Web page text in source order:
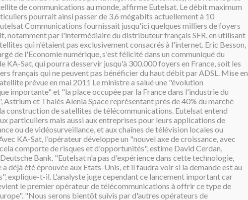
de communications au monde, affirme Eutelsat. Le débit maximum
pourrait ainsi passer de 3,6 mégabits actuellement à 10
Communications fournissait jusqu'ici quelques milliers de foyers
notamment par l'intermédiaire du distributeur français SFR, en utilisant
qui n'étaient pas exclusivement consacrés à l'internet. Eric Besson,
de l'Economie numérique, s'est félicité dans un communiqué du
KA-Sat, qui pourra desservir jusqu'à 300.000 foyers en France, soit les
français qui ne peuvent pas bénéficier du haut débit par ADSL. Mise en
prévue en mai 2011 Le ministre a salué une "évolution
importante" et "la place occupée par la France dans l'industrie du
Astrium et Thalès Alenia Space représentant près de 40% du marché
construction de satellites de télécommunications. Eutelsat entend
particuliers mais aussi aux entreprises pour leurs applications de
ou de vidéosurveillance, et aux chaînes de télévision locales ou
KA-Sat, l'opérateur développe un "nouvel axe de croissance, avec
comporte de risques et d'opportunités", estime David Cerdan,
Bank. "Eutelsat n'a pas d'expérience dans cette technologie,
a déjà été éprouvée aux Etats-Unis, et il faudra voir si la demande est au
explique-t-il. L'analyste juge cependant ce lancement important car
le premier opérateur de télécommunications à offrir ce type de
"Nous serons bientôt suivis par d'autres opérateurs de